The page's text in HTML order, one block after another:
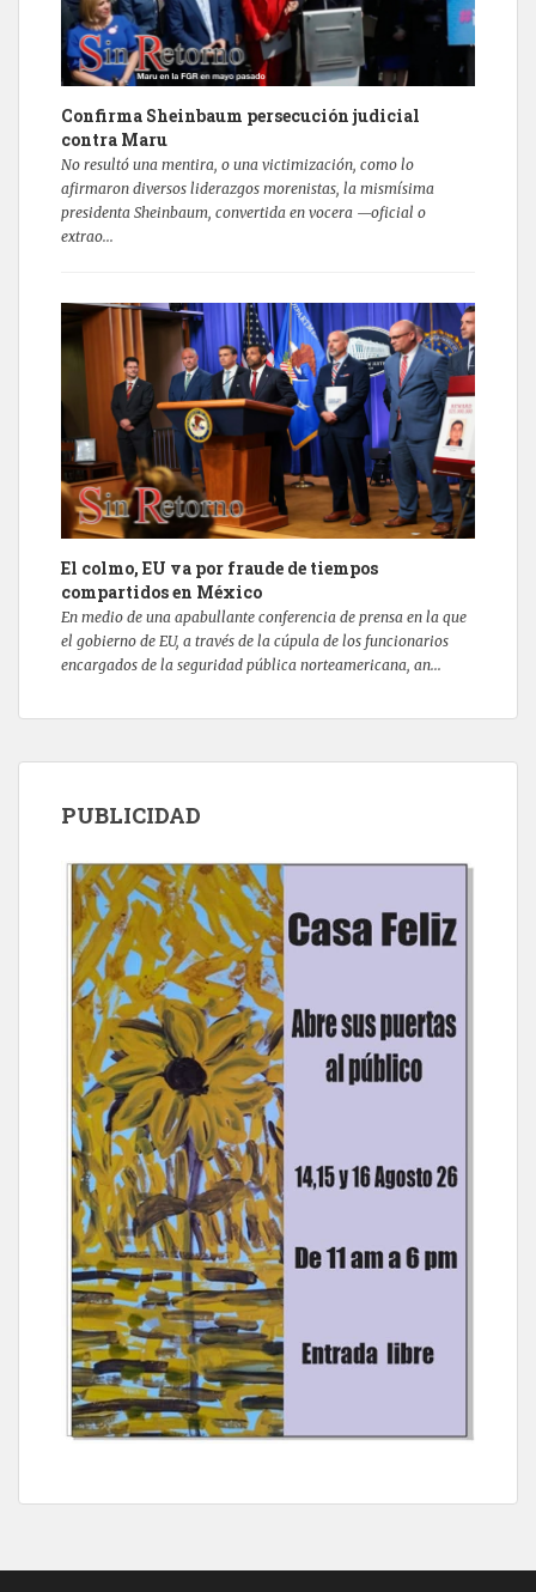
Confirma Sheinbaum persecución judicial
contra Maru
No resultó una mentira, o una victimización, como lo
afirmaron diversos liderazgos morenistas, la mismísima
presidenta Sheinbaum, convertida en vocera —oficial o
extrao...
El colmo, EU va por fraude de tiempos
compartidos en México
En medio de una apabullante conferencia de prensa en la que
el gobierno de EU, a través de la cúpula de los funcionarios
encargados de la seguridad pública norteamericana, an...
PUBLICIDAD